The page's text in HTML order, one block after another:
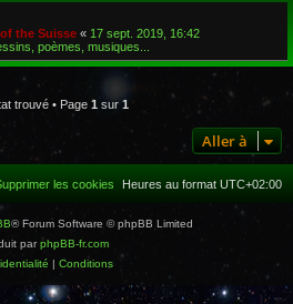
r
the Suisse « 17 sept. 2019, 16:42
poèmes, musiques...
trouvé • Page 1 sur 1
Aller à
Heures au format UTC+02:00
les cookies
® Forum Software © phpBB Limited
parphpBB-fr.com
| Conditions